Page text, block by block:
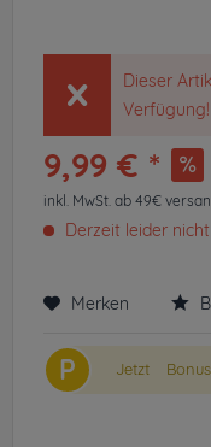
Dieser
Verfügung!
9,99 € *
inkl. MwSt. ab 49€
Derzeit leider
Merken
P Jetzt